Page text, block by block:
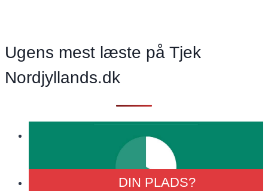
vi
på
overhovedet
derhen?
Ugens mest læste på Tjek
Nordjyllands.dk
DIN PLADS?